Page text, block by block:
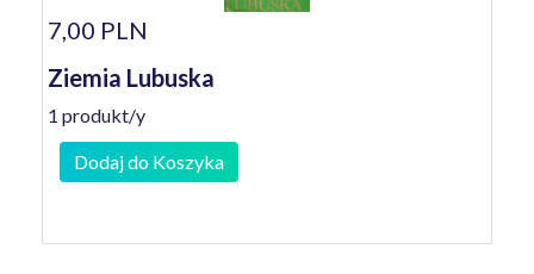
7,00 PLN
Ziemia Lubuska
1 produkt/y
Dodaj do Koszyka